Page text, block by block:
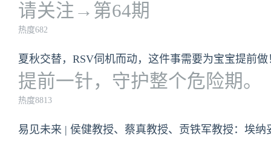
请关注→第64期
热度682
夏秋交替，RSV伺机而动，这件事需要为宝宝提前做
提前一针，守护整个危险期。
热度8813
易见未来 | 侯健教授、蔡真教授、贡铁军教授：埃